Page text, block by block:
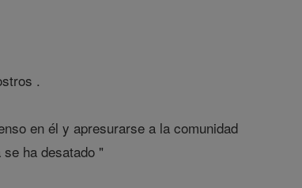
.
en él y apresurarse a la comunidad
ha desatado "